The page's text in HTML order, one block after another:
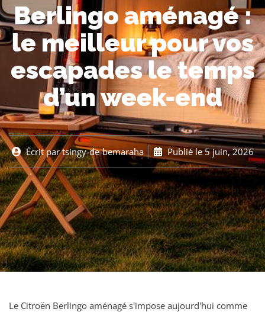
Berlingo aménagé :
le meilleur pour vos
escapades le temps
d’un week-end
Écrit partsingy-de-bemaraha Publié le 5 juin, 2026
Le Citroën Berlingo aménagé s'impose aujourd'hui comme